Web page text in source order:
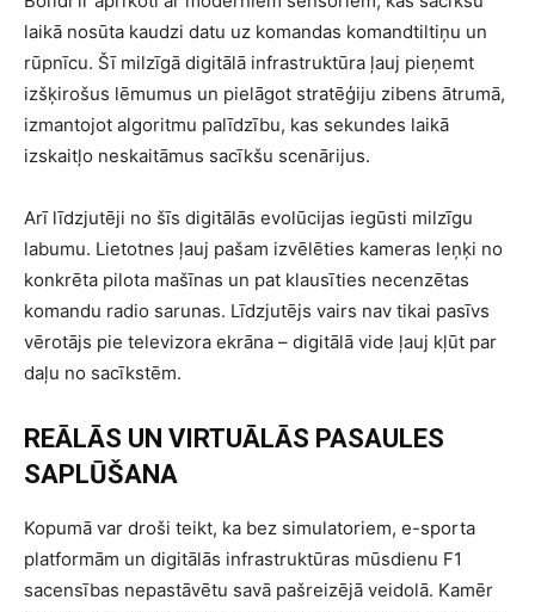
laikā nosūta kaudzi datu uz komandas komandtiltiņu un
rūpnīcu. Šī milzīgā digitālā infrastruktūra ļauj pieņemt
izšķirošus lēmumus un pielāgot stratēģiju zibens ātrumā,
izmantojot algoritmu palīdzību, kas sekundes laikā
izskaitļo neskaitāmus sacīkšu scenārijus.
Arī līdzjutēji no šīs digitālās evolūcijas iegūsti milzīgu
labumu. Lietotnes ļauj pašam izvēlēties kameras leņķi no
konkrēta pilota mašīnas un pat klausīties necenzētas
komandu radio sarunas. Līdzjutējs vairs nav tikai pasīvs
vērotājs pie televizora ekrāna – digitālā vide ļauj kļūt par
daļu no sacīkstēm.
REĀLĀS UN VIRTUĀLĀS PASAULES
SAPLŪŠANA
Kopumā var droši teikt, ka bez simulatoriem, e-sporta
platformām un digitālās infrastruktūras mūsdienu F1
sacensības nepastāvētu savā pašreizējā veidolā. Kamēr